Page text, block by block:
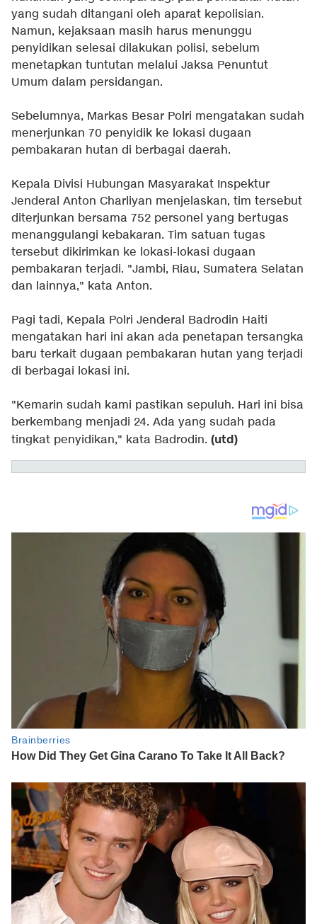
yang sudah ditangani oleh aparat kepolisian.
Namun, kejaksaan masih harus menunggu
penyidikan selesai dilakukan polisi, sebelum
menetapkan tuntutan melalui Jaksa Penuntut
Umum dalam persidangan.
Sebelumnya, Markas Besar Polri mengatakan sudah
menerjunkan 70 penyidik ke lokasi dugaan
pembakaran hutan di berbagai daerah.
Kepala Divisi Hubungan Masyarakat Inspektur
Jenderal Anton Charliyan menjelaskan, tim tersebut
diterjunkan bersama 752 personel yang bertugas
menanggulangi kebakaran. Tim satuan tugas
tersebut dikirimkan ke lokasi-lokasi dugaan
pembakaran terjadi. "Jambi, Riau, Sumatera Selatan
dan lainnya," kata Anton.
Pagi tadi, Kepala Polri Jenderal Badrodin Haiti
mengatakan hari ini akan ada penetapan tersangka
baru terkait dugaan pembakaran hutan yang terjadi
di berbagai lokasi ini.
"Kemarin sudah kami pastikan sepuluh. Hari ini bisa
berkembang menjadi 24. Ada yang sudah pada
tingkat penyidikan," kata Badrodin. (utd)